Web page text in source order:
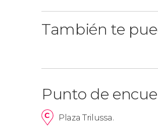
También te
Punto de
Plaza Trilussa.